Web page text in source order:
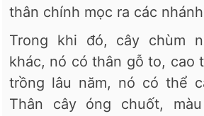
thân chính mọc ra các
Trong khi đó, cây chùm
khác, nó có thân gỗ to, cao
trồng lâu năm, nó có thể
Thân cây óng chuốt,